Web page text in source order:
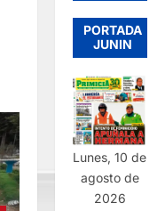
PORTADA
JUNIN
Lunes, 10 de
agosto de
2026